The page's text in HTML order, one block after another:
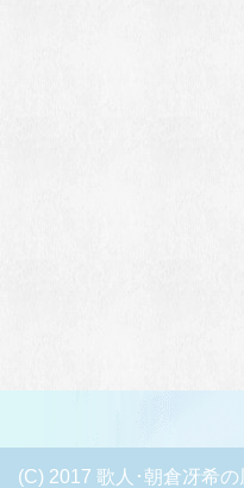
(C) 2017 歌人･朝倉冴希